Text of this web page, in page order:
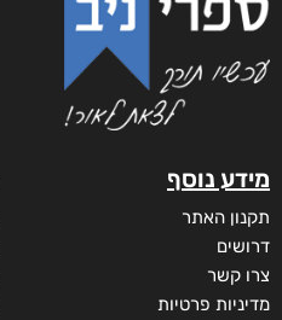
מידע נוסף
תקנון האתר
דרושים
צרו קשר
מדיניות פרטיות